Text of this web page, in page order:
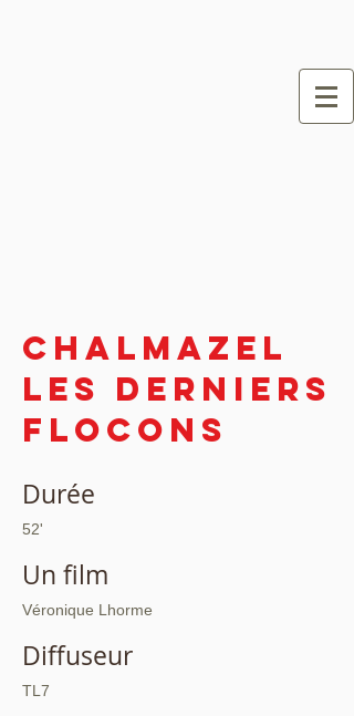
Chalmazel
les derniers
flocons
Durée
52'
Un film
Véronique Lhorme
Diffuseur
TL7